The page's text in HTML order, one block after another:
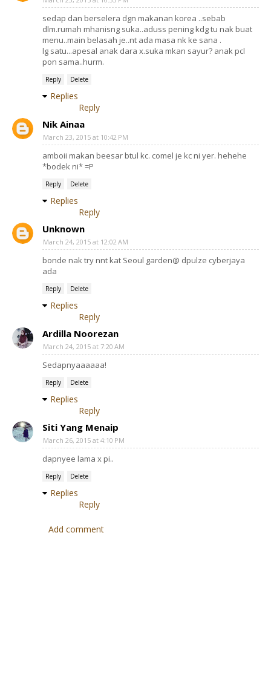
sedap dan berselera dgn makanan korea ..sebab
dlm.rumah mhanisng suka..aduss pening kdg tu nak buat
menu..main belasah je..nt ada masa nk ke sana .
lg satu...apesal anak dara x.suka mkan sayur? anak pcl
pon sama..hurm.
Reply Delete
Replies
Reply
Nik Ainaa
March 23, 2015 at 10:42 PM
amboii makan beesar btul kc. comel je kc ni yer. hehehe
*bodek ni* =P
Reply Delete
Replies
Reply
Unknown
March 24, 2015 at 12:02 AM
bonde nak try nnt kat Seoul garden@ dpulze cyberjaya
ada
Reply Delete
Replies
Reply
Ardilla Noorezan
March 24, 2015 at 7:20 AM
Sedapnyaaaaaa!
Reply Delete
Replies
Reply
Siti Yang Menaip
March 26, 2015 at 4:10 PM
dapnyee lama x pi..
Reply Delete
Replies
Reply
Add comment